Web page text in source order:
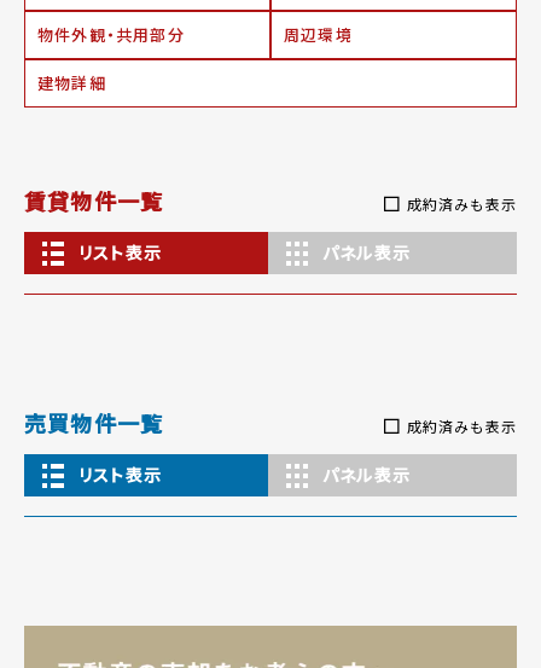
物件外観・共用部分 周辺環境
建物詳細
賃貸物件一覧 成約済みも表示
リスト表示 パネル表示
売買物件一覧 成約済みも表示
リスト表示 パネル表示